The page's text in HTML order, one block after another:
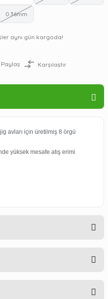
0.36mm
aynı gün kargoda!
Paylaş Karşılaştır
avları için üretilmiş 8 örgü
yüksek mesafe atış erimi